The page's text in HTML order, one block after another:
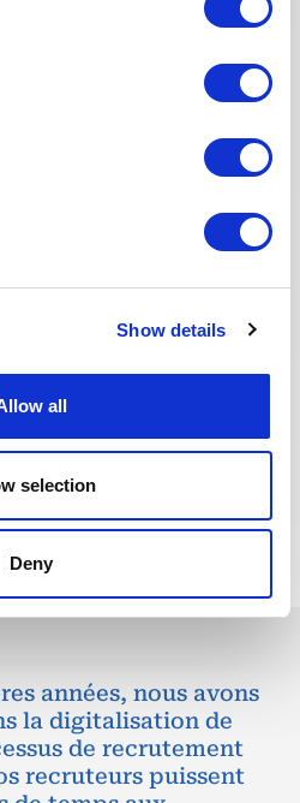
Show details
all
selection
Deny
– Onshore Operations
Publié il y a 22 jours
Supervisor to join our
POSTULEZ MAINTENANT
années, nous avons
la digitalisation de
de recrutement
recruteurs puissent